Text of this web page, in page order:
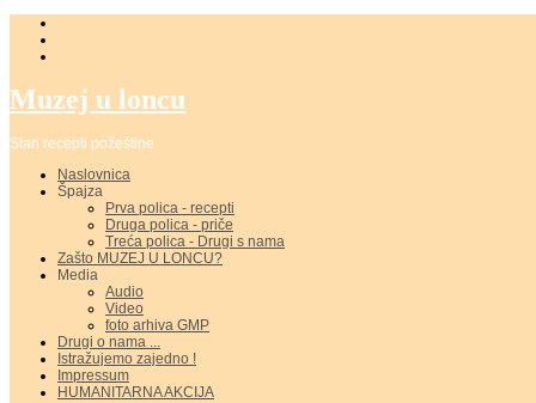
Muzej u loncu
Stari recepti požeštine
Naslovnica
Špajza
Prva polica - recepti
Druga polica - priče
Treća polica - Drugi s nama
Zašto MUZEJ U LONCU?
Media
Audio
Video
foto arhiva GMP
Drugi o nama ...
Istražujemo zajedno !
Impressum
HUMANITARNA AKCIJA